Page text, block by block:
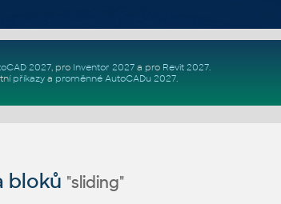
2027, pro Inventor 2027a pro Revit 2027.
příkazya proměnné AutoCADu 2027.
bloků "sliding"